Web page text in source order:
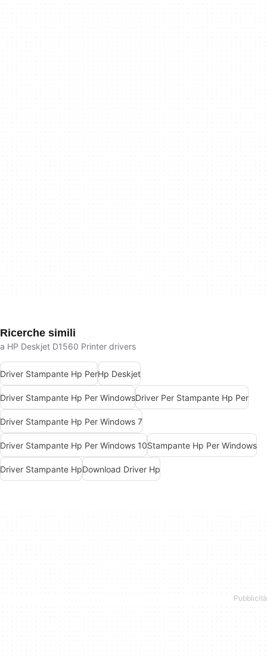
Ricerche simili
a HP Deskjet D1560 Printer drivers
Driver Stampante Hp PerHp Deskjet
Driver Stampante Hp Per WindowsDriver Per Stampante Hp Per
Driver Stampante Hp Per Windows 7
Driver Stampante Hp Per Windows 10Stampante Hp Per Windows
Driver Stampante HpDownload Driver Hp